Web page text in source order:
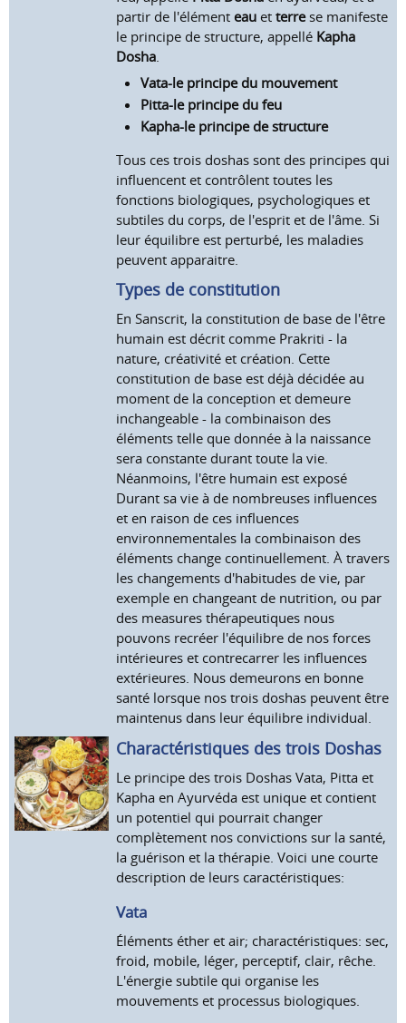
partir de l'élémenteau etterrese manifeste
le principe de structure, appellé Kapha
Dosha.
Vata-le principe du mouvement
Pitta-le principe du feu
Kapha-le principe de structure
Tous ces trois doshas sont des principes qui
influencent et contrôlent toutes les
fonctions biologiques, psychologiques et
subtiles du corps, de l'esprit et de l'âme. Si
leur équilibre est perturbé, les maladies
peuvent apparaitre.
Types de constitution
En Sanscrit, la constitution de base de l'être
humain est décrit comme Prakriti - la
nature, créativité et création. Cette
constitution de base est déjà décidée au
moment de la conception et demeure
inchangeable - la combinaison des
éléments telle que donnée à la naissance
sera constante durant toute la vie.
Néanmoins, l'être humain est exposé
Durant sa vie à de nombreuses influences
et en raison de ces influences
environnementales la combinaison des
éléments change continuellement. À travers
les changements d'habitudes de vie, par
exemple en changeant de nutrition, ou par
des measures thérapeutiques nous
pouvons recréer l'équilibre de nos forces
intérieures et contrecarrer les influences
extérieures. Nous demeurons en bonne
santé lorsque nos trois doshas peuvent être
maintenus dans leur équilibre individual.
Charactéristiques des trois Doshas
Le principe des trois Doshas Vata, Pitta et
Kapha en Ayurvéda est unique et contient
un potentiel qui pourrait changer
complètement nos convictions sur la santé,
la guérison et la thérapie. Voici une courte
description de leurs caractéristiques:
Vata
Éléments éther et air; charactéristiques: sec,
froid, mobile, léger, perceptif, clair, rêche.
L'énergie subtile qui organise les
mouvements et processus biologiques.